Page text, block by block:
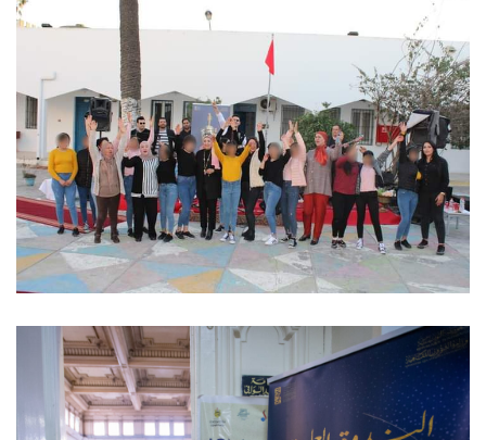
10 mars 2023
عروض مهرجان الأغنية التونسية في
السجون